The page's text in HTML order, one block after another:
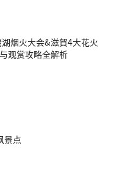
湖烟火大会&滋賀4大花火
观赏攻略全解析
景点